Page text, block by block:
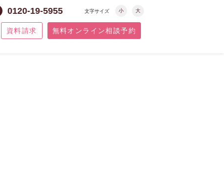
0120-19-5955 文字サイズ 小 大
資料請求 無料オンライン相談予約